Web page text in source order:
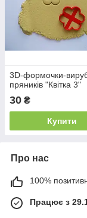
3D-формочки-
пряників "Квітка 3"
30 ₴
Купити
Про нас
100%
Працює з